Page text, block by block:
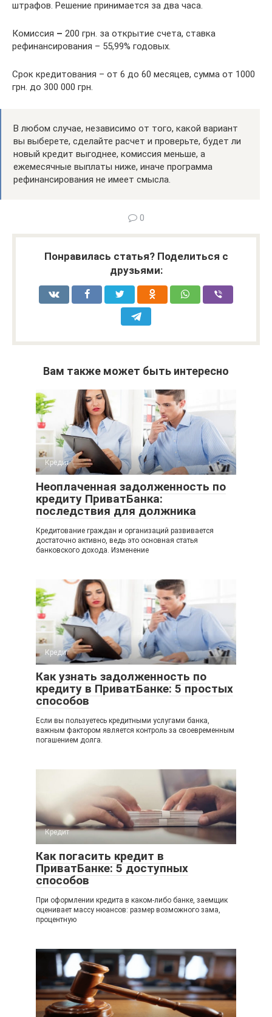
штрафов. Решение принимается за два часа.
Комиссия – 200 грн. за открытие счета, ставка
рефинансирования – 55,99% годовых.
Срок кредитования – от 6 до 60 месяцев, сумма от 1000
грн. до 300 000 грн.
В любом случае, независимо от того, какой вариант
вы выберете, сделайте расчет и проверьте, будет ли
новый кредит выгоднее, комиссия меньше, а
ежемесячные выплаты ниже, иначе программа
рефинансирования не имеет смысла.
0
Понравилась статья? Поделиться с
друзьями:
Вам также может быть интересно
Кредит
Неоплаченная задолженность по
кредиту ПриватБанка:
последствия для должника
Кредитование граждан и организаций развивается
достаточно активно, ведь это основная статья
банковского дохода. Изменение
Кредит
Как узнать задолженность по
кредиту в ПриватБанке: 5 простых
способов
Если вы пользуетесь кредитными услугами банка,
важным фактором является контроль за своевременным
погашением долга.
Кредит
Как погасить кредит в
ПриватБанке: 5 доступных
способов
При оформлении кредита в каком-либо банке, заемщик
оценивает массу нюансов: размер возможного зама,
процентную